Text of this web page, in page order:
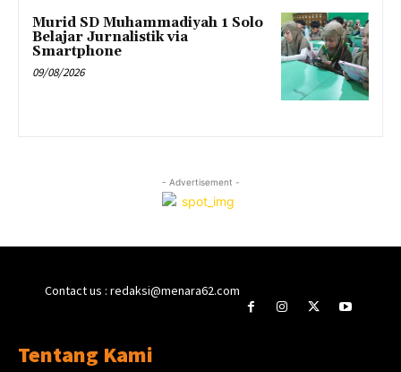
Murid SD Muhammadiyah 1 Solo
Belajar Jurnalistik via
Smartphone
09/08/2026
- Advertisement -
Contact us : redaksi@menara62.com
Tentang Kami